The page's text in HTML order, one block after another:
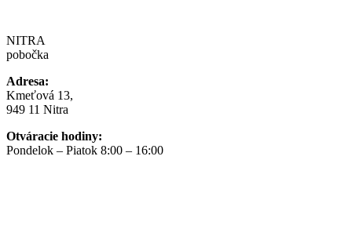
NITRA
pobočka
Adresa:
Kmeťová 13,
949 11 Nitra
Otváracie hodiny:
Pondelok – Piatok 8:00 – 16:00